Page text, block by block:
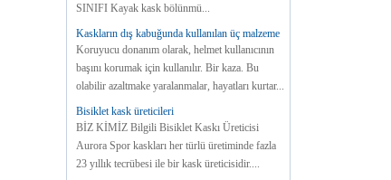
SINIFI Kayak kask bölünmü...
Kaskların dış kabuğunda kullanılan üç malzeme
Koruyucu donanım olarak, helmet kullanıcının
başını korumak için kullanılır. Bir kaza. Bu
olabilir azaltmake yaralanmalar, hayatları kurtar...
Bisiklet kask üreticileri
BİZ KİMİZ Bilgili Bisiklet Kaskı Üreticisi
Aurora Spor kaskları her türlü üretiminde fazla
23 yıllık tecrübesi ile bir kask üreticisidir....